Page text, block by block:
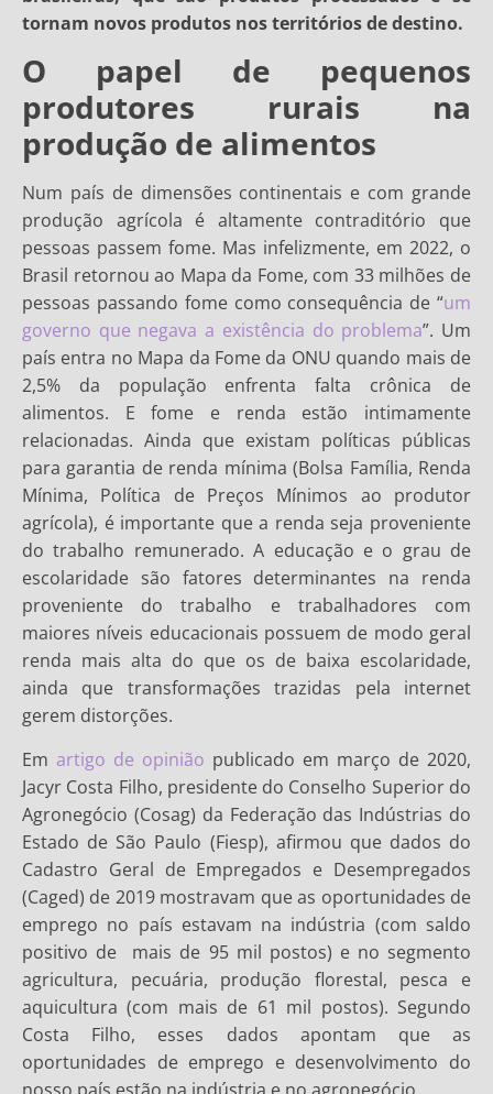
tornam novos produtos nos territórios de destino.
O papel de pequenos
produtores rurais na
produção de alimentos
Num país de dimensões continentais e com grande
produção agrícola é altamente contraditório que
pessoas passem fome. Mas infelizmente, em 2022, o
Brasil retornou ao Mapa da Fome, com 33 milhões de
pessoas passando fome como consequência de “um
governo que negava a existência do problema”. Um
país entra no Mapa da Fome da ONU quando mais de
2,5% da população enfrenta falta crônica de
alimentos. E fome e renda estão intimamente
relacionadas. Ainda que existam políticas públicas
para garantia de renda mínima (Bolsa Família, Renda
Mínima, Política de Preços Mínimos ao produtor
agrícola), é importante que a renda seja proveniente
do trabalho remunerado. A educação e o grau de
escolaridade são fatores determinantes na renda
proveniente do trabalho e trabalhadores com
maiores níveis educacionais possuem de modo geral
renda mais alta do que os de baixa escolaridade,
ainda que transformações trazidas pela internet
gerem distorções.
Em artigo de opinião publicado em março de 2020,
Jacyr Costa Filho, presidente do Conselho Superior do
Agronegócio (Cosag) da Federação das Indústrias do
Estado de São Paulo (Fiesp), afirmou que dados do
Cadastro Geral de Empregados e Desempregados
(Caged) de 2019 mostravam que as oportunidades de
emprego no país estavam na indústria (com saldo
positivo de mais de 95 mil postos) e no segmento
agricultura, pecuária, produção florestal, pesca e
aquicultura (com mais de 61 mil postos). Segundo
Costa Filho, esses dados apontam que as
oportunidades de emprego e desenvolvimento do